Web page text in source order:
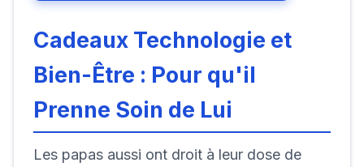
Cadeaux Technologie et
Bien-Être : Pour qu'il
Prenne Soin de Lui
Les papas aussi ont droit à leur dose de